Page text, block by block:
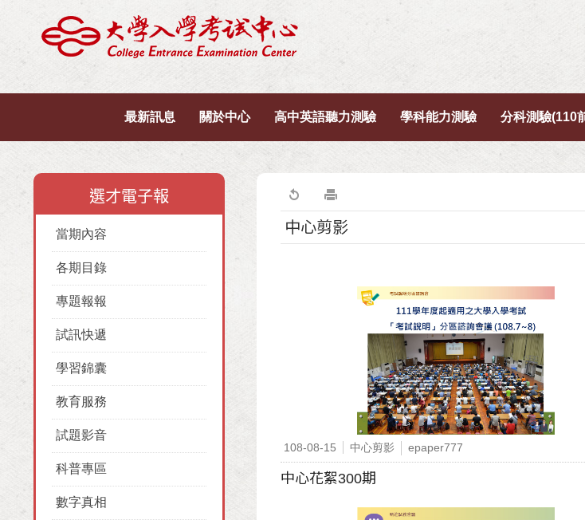
最新訊息 關於中心 高中英語聽力測驗 學科能力測驗 分科測驗(110
選才電子報
當期內容
各期目錄
專題報報
試訊快遞
學習錦囊
教育服務
試題影音
科普專區
數字真相
中心剪影
108-08-15 中心剪影 epaper777
中心花絮300期